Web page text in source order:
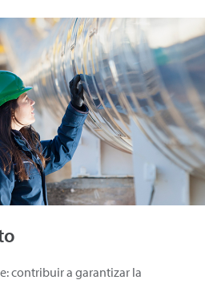
contribuir a garantizar la